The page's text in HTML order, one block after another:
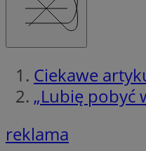
Ciekawe
„Lubię pobyć
reklama